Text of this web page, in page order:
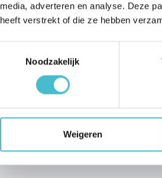
media, adverteren en analyse. Deze
heeft verstrekt of die ze hebben
Noodzakelijk
Weigeren
29 januari 2026
06